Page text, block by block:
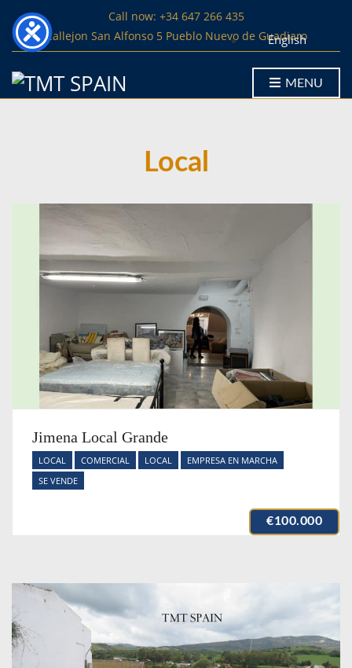
Call now: +34 647 266 435
Callejon San Alfonso 5 Pueblo Nuevo de Guadiaro
English
MENU
Local
Jimena Local Grande
LOCAL COMERCIAL LOCAL
EMPRESA EN MARCHA
SE VENDE
€100.000